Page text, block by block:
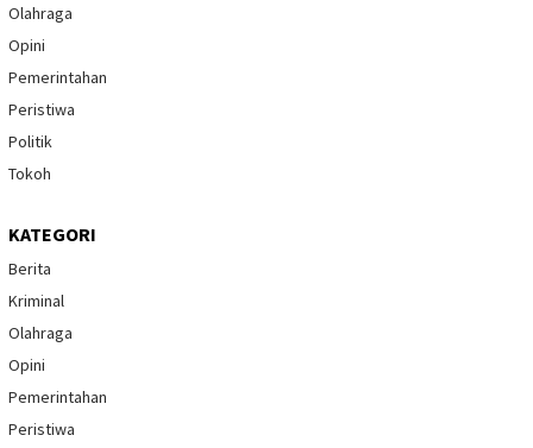
Olahraga
Opini
Pemerintahan
Peristiwa
Politik
Tokoh
KATEGORI
Berita
Kriminal
Olahraga
Opini
Pemerintahan
Peristiwa